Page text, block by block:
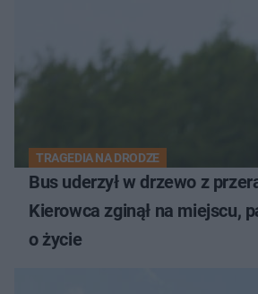
TRAGEDIA NA DRODZE
Bus uderzył w drzewo z
Kierowca zginął na miejscu,
o życie